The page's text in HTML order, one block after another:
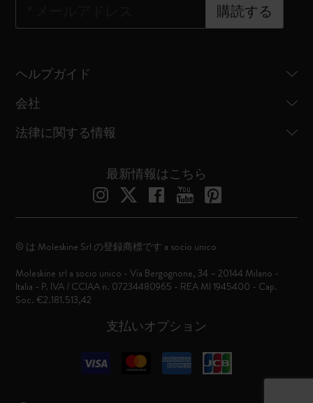
購読する
ヘルプガイド
会社
法律に関する情報
最新情報はこちら
支払いオプション
© は Moleskine Srl の登録商標です a socio unico
Moleskine srl a socio unico - Via Bergognone, 34 – 20144 Milano -
Italia - P. IVA / CCIAA n. 07234480965 - REA MI 1945400 - Cap.
Soc. €2.181.513,42